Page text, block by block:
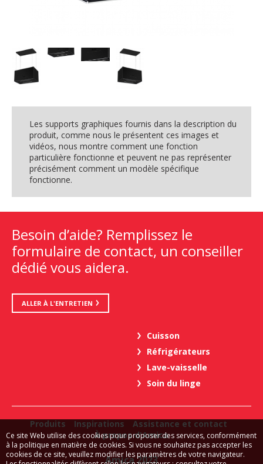
Les supports graphiques fournis dans la description du
produit, comme nous le présentent ces images et
vidéos, nous montre comment une fonction
particulière fonctionne et peuvent ne pas représenter
précisément comment un modèle spécifique
fonctionne.
Besoin d’aide? Remplissez le
formulaire de contact, un conseiller
dédié vous aidera.
ALLER À L'ENTRETIEN
Cuisson
Réfrigérateurs
Lave-vaisselle
Soin du linge
Produits Inspirations
Assistance et contact
À propos d'Amica
Amica 2023
Ce site Web utilise des cookies pour proposer des services, conformément
à la politique en matière de cookies. Si vous ne souhaitez pas accepter les
cookies de ce site, veuillez modifier les paramètres de votre navigateur.